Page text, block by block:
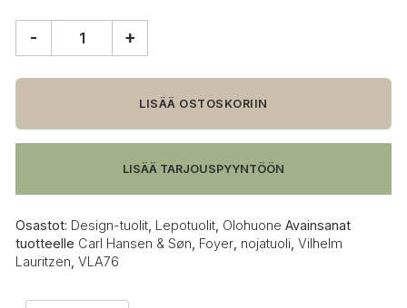
&
VLA76
Foyer
- +
LISÄÄ OSTOSKORIIN
LISÄÄ TARJOUSPYYNTÖÖN
Osastot: Design-tuolit Lepotuolit Olohuone Avainsanat
tuotteelle Carl Hansen & Søn Foyer nojatuoli Vilhelm
Lauritzen VLA76